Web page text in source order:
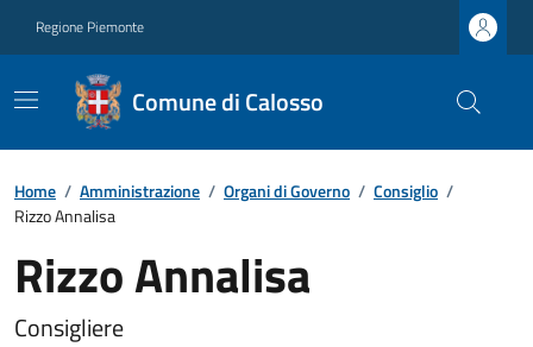
Regione Piemonte
Comune di Calosso
Home / Amministrazione / Organi di Governo / Consiglio /
Rizzo Annalisa
Rizzo Annalisa
Consigliere